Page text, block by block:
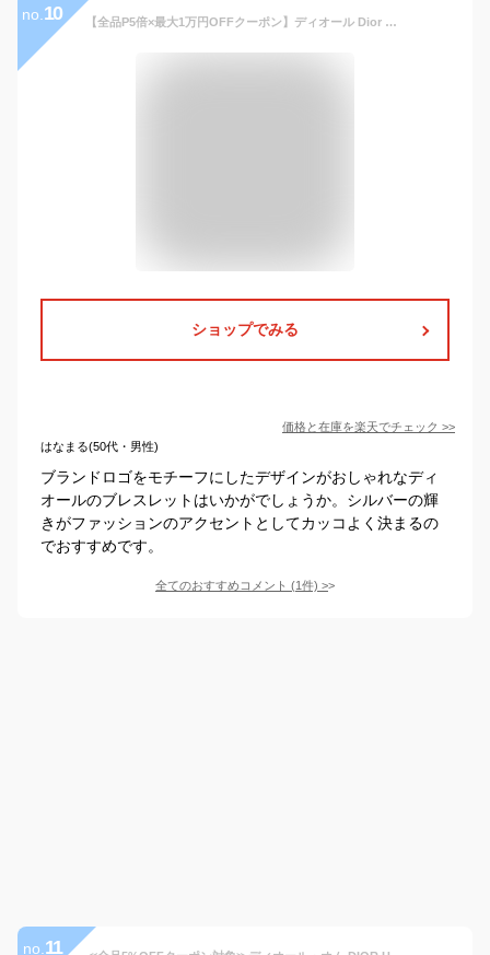
no. 10 【全品P5倍×最大1万円OFFクーポン】ディオール Dior CD Icon ブレスレット アクセサリー レザー ステンレススチール メンズ ブラック系 / シルバー系 B2901HOMLE801L 【新品】
ショップでみる
価格と在庫を楽天でチェック >>
はなまる(50代・男性)
ブランドロゴをモチーフにしたデザインがおしゃれなディ
オールのブレスレットはいかがでしょうか。シルバーの輝
きがファッションのアクセントとしてカッコよく決まるの
でおすすめです。
全てのおすすめコメント (1件) >
no. 11